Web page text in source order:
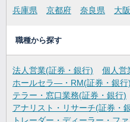
兵庫県 京都府 奈良県 大
職種から探す
法人営業(証券・銀行)
個人営
ホールセラ―・RM(証券・銀行)
テラー・窓口業務(証券・銀行)
アナリスト・リサーチ(証券・